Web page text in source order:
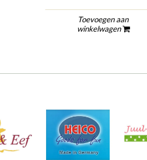
Toevoegen aan
winkelwagen